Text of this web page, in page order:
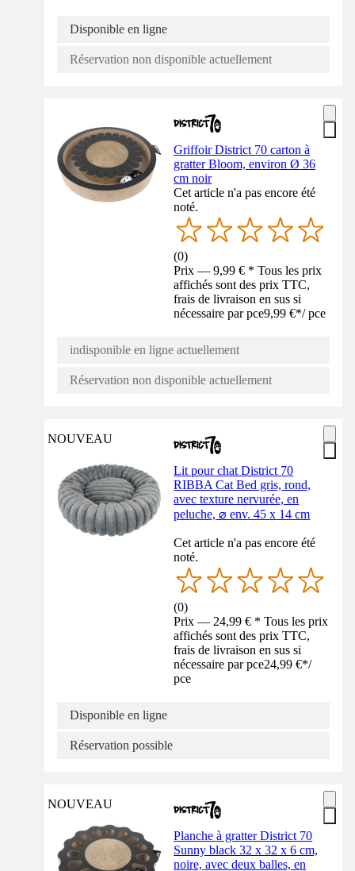
Disponible en ligne
Réservation non disponible actuellement
Griffoir District 70 carton à
gratter Bloom, environ Ø 36
cm noir
Cet article n'a pas encore été
noté.
(0)
Prix — 9,99 € * Tous les prix
affichés sont des prix TTC,
frais de livraison en sus si
nécessaire par pce9,99 €*/ pce
indisponible en ligne actuellement
Réservation non disponible actuellement
NOUVEAU
Lit pour chat District 70
RIBBA Cat Bed gris, rond,
avec texture nervurée, en
peluche, ⌀ env. 45 x 14 cm
Cet article n'a pas encore été
noté.
(0)
Prix — 24,99 € * Tous les prix
affichés sont des prix TTC,
frais de livraison en sus si
nécessaire par pce24,99 €*/
pce
Disponible en ligne
Réservation possible
NOUVEAU
Planche à gratter District 70
Sunny black 32 x 32 x 6 cm,
noire, avec deux balles, en